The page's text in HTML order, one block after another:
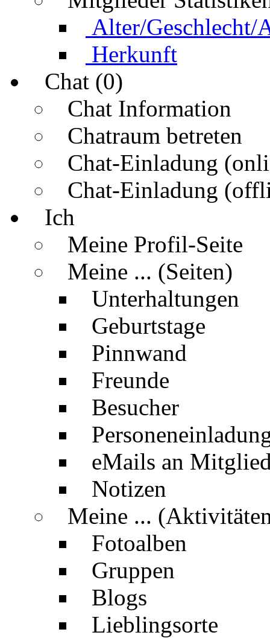
Alter/Geschlecht/
Herkunft
Chat (0)
Chat Information
Chatraum betreten
Chat-Einladung
Chat-Einladung
Ich
Meine Profil-Seite
Meine ... (Seiten)
Unterhaltungen
Geburtstage
Pinnwand
Freunde
Besucher
eMails an
Notizen
Meine ...
Fotoalben
Gruppen
Blogs
Lieblingsorte